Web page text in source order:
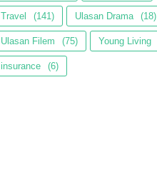
Travel (141) Ulasan Drama (18)
Ulasan Filem (75) Young Living
insurance (6)